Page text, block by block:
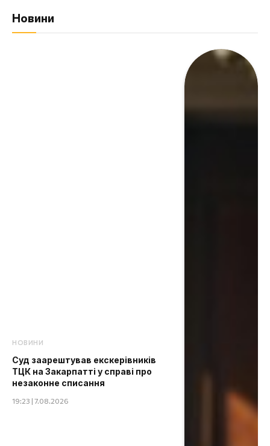
Новини
НОВИНИ
Суд заарештував екскерівників
ТЦК на Закарпатті у справі про
незаконне списання
19:23 | 7.08.2026